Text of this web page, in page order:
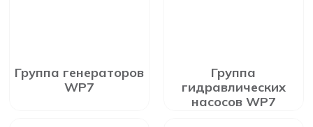
Группа генераторов
WP7
Группа
гидравлических
насосов WP7